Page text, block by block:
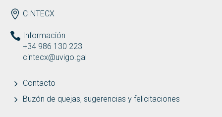
ENDEREZO ES
CINTECX
Información
+34 986 130 223
cintecx@uvigo.gal
Contacto
Buzón de quejas, sugerencias y felicitaciones